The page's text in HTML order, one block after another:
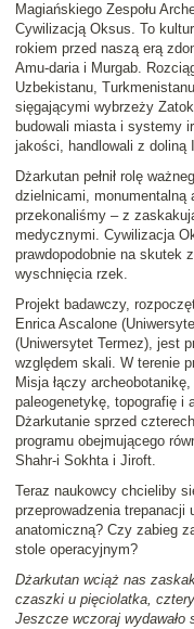
Magiańskiego Zespołu
Cywilizacją Oksus. To
rokiem przed naszą erą
Amu-daria i Murgab.
Uzbekistanu,
sięgającymi wybrzeży
budowali miasta i systemy
jakości, handlowali z doliną
Dżarkutan pełnił rolę
dzielnicami, monumentalną
przekonaliśmy – z
medycznymi. Cywilizacja
prawdopodobnie na skutek
wyschnięcia rzek.
Projekt badawczy,
Enrica Ascalone
(Uniwersytet Termez), jest
względem skali. W terenie
Misja łączy
paleogenetykę, topografię i
Dżarkutanie sprzed
programu obejmującego
Shahr-i Sokhta i Jiroft.
Teraz naukowcy chcieliby
przeprowadzenia
anatomiczną? Czy zabieg
stole operacyjnym?
Dżarkutan wciąż nas
czaszki u pięciolatka,
Jeszcze wczoraj